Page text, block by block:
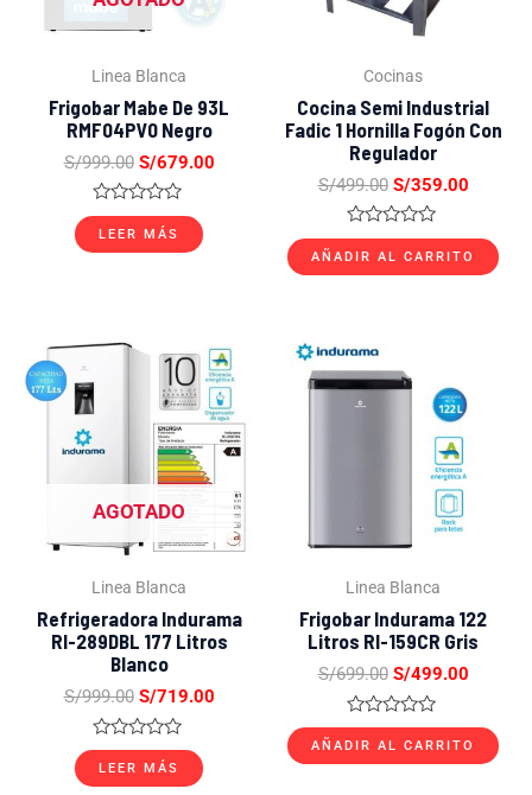
Linea Blanca
Frigobar Mabe De 93L
RMF04PV0 Negro
S/999.00 S/679.00
Valorado
con
0
LEER MÁS
Cocinas
Cocina Semi Industrial
Fadic 1 Hornilla Fogón Con
Regulador
S/499.00 S/359.00
Valorado
con
0
AÑADIR AL CARRITO
AGOTADO
Linea Blanca
Refrigeradora Indurama
RI-289DBL 177 Litros
Blanco
S/999.00
precio
original
era:
S/999.00.
S/719.00
precio
actual
es:
S/719.00.
Valorado
con
0
LEER MÁS
Linea Blanca
Frigobar Indurama 122
Litros RI-159CR Gris
S/699.00
original
S/699.00.
S/499.00
es:
Valorado
con
0
AÑADIR AL CARRITO